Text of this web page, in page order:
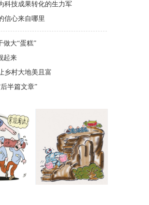
科技成果转化的生力军
信心来自哪里
做大“蛋糕”
起来
乡村大地美且富
半篇文章”